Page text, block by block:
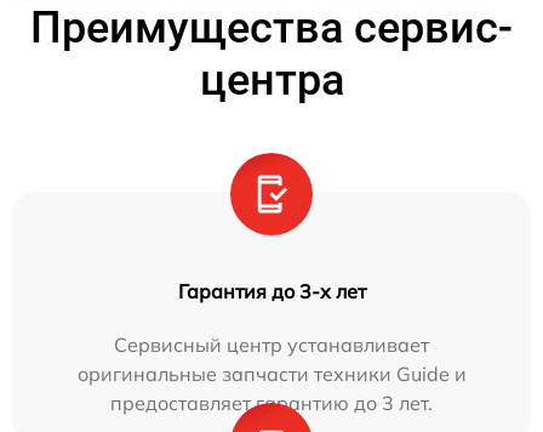
Преимущества сервис-
центра
Гарантия до 3-х лет
Сервисный центр устанавливает
оригинальные запчасти техники Guide и
предоставляет гарантию до 3 лет.